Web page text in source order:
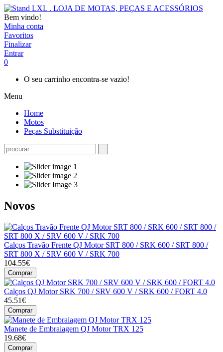
Bem vindo!
Minha conta
Favoritos
Finalizar
Entrar
0
O seu carrinho encontra-se vazio!
Menu
Home
Motos
Peças Substituição
Novos
Calços Travão Frente QJ Motor SRT 800 / SRK 600 / SRT 800 /
SRT 800 X / SRV 600 V / SRK 700
104.55€
Comprar
Calços QJ Motor SRK 700 / SRV 600 V / SRK 600 / FORT 4.0
45.51€
Comprar
Manete de Embraiagem QJ Motor TRX 125
19.68€
Comprar